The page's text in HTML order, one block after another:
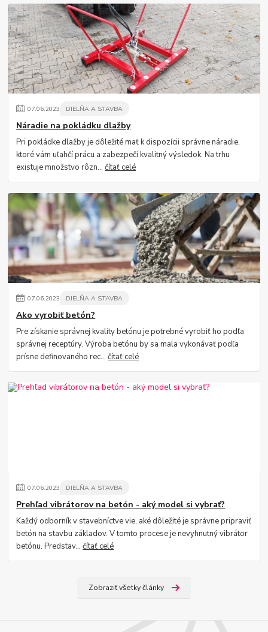
07.06.2023 DIELŇA A STAVBA
Náradie na pokládku dlažby
Pri pokládke dlažby je dôležité mať k dispozícii správne náradie,
ktoré vám uľahčí prácu a zabezpečí kvalitný výsledok. Na trhu
existuje množstvo rôzn...čítať celé
07.06.2023 DIELŇA A STAVBA
Ako vyrobiť betón?
Pre získanie správnej kvality betónu je potrebné vyrobiť ho podľa
správnej receptúry. Výroba betónu by sa mala vykonávať podľa
prísne definovaného rec...čítať celé
07.06.2023 DIELŇA A STAVBA
Prehľad vibrátorov na betón - aký model si vybrať?
Každý odborník v stavebníctve vie, aké dôležité je správne pripraviť
betón na stavbu základov. V tomto procese je nevyhnutný vibrátor
betónu. Predstav...čítať celé
Zobraziť všetky články